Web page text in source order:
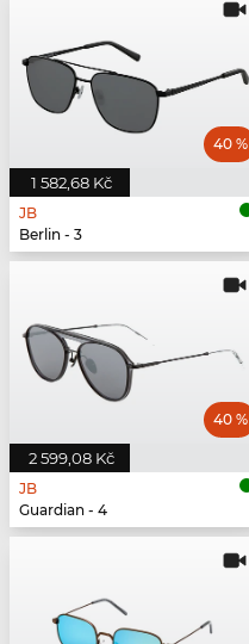
1 582,68 Kč
40 %
JB
Berlin - 3
2 599,08 Kč
40 %
JB
Guardian - 4